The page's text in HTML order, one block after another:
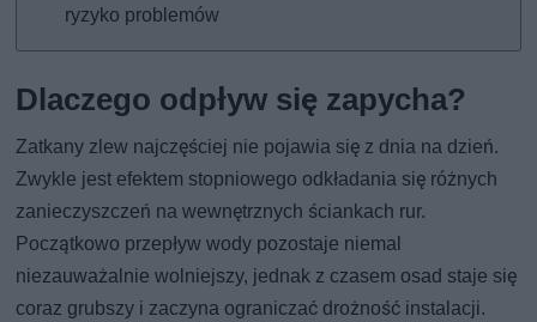
ryzyko problemów
Dlaczego odpływ się zapycha?
Zatkany zlew najczęściej nie pojawia się z dnia na dzień.
Zwykle jest efektem stopniowego odkładania się różnych
zanieczyszczeń na wewnętrznych ściankach rur.
Początkowo przepływ wody pozostaje niemal
niezauważalnie wolniejszy, jednak z czasem osad staje się
coraz grubszy i zaczyna ograniczać drożność instalacji.